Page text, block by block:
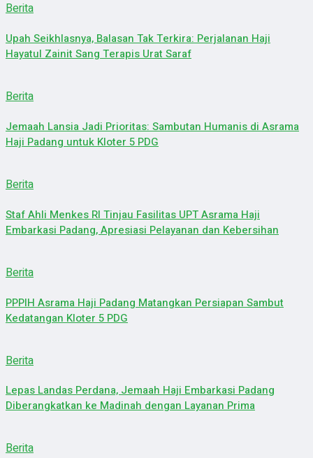
Berita
Upah Seikhlasnya, Balasan Tak Terkira: Perjalanan Haji
Hayatul Zainit Sang Terapis Urat Saraf
Berita
Jemaah Lansia Jadi Prioritas: Sambutan Humanis di Asrama
Haji Padang untuk Kloter 5 PDG
Berita
Staf Ahli Menkes RI Tinjau Fasilitas UPT Asrama Haji
Embarkasi Padang, Apresiasi Pelayanan dan Kebersihan
Berita
PPPIH Asrama Haji Padang Matangkan Persiapan Sambut
Kedatangan Kloter 5 PDG
Berita
Lepas Landas Perdana, Jemaah Haji Embarkasi Padang
Diberangkatkan ke Madinah dengan Layanan Prima
Berita